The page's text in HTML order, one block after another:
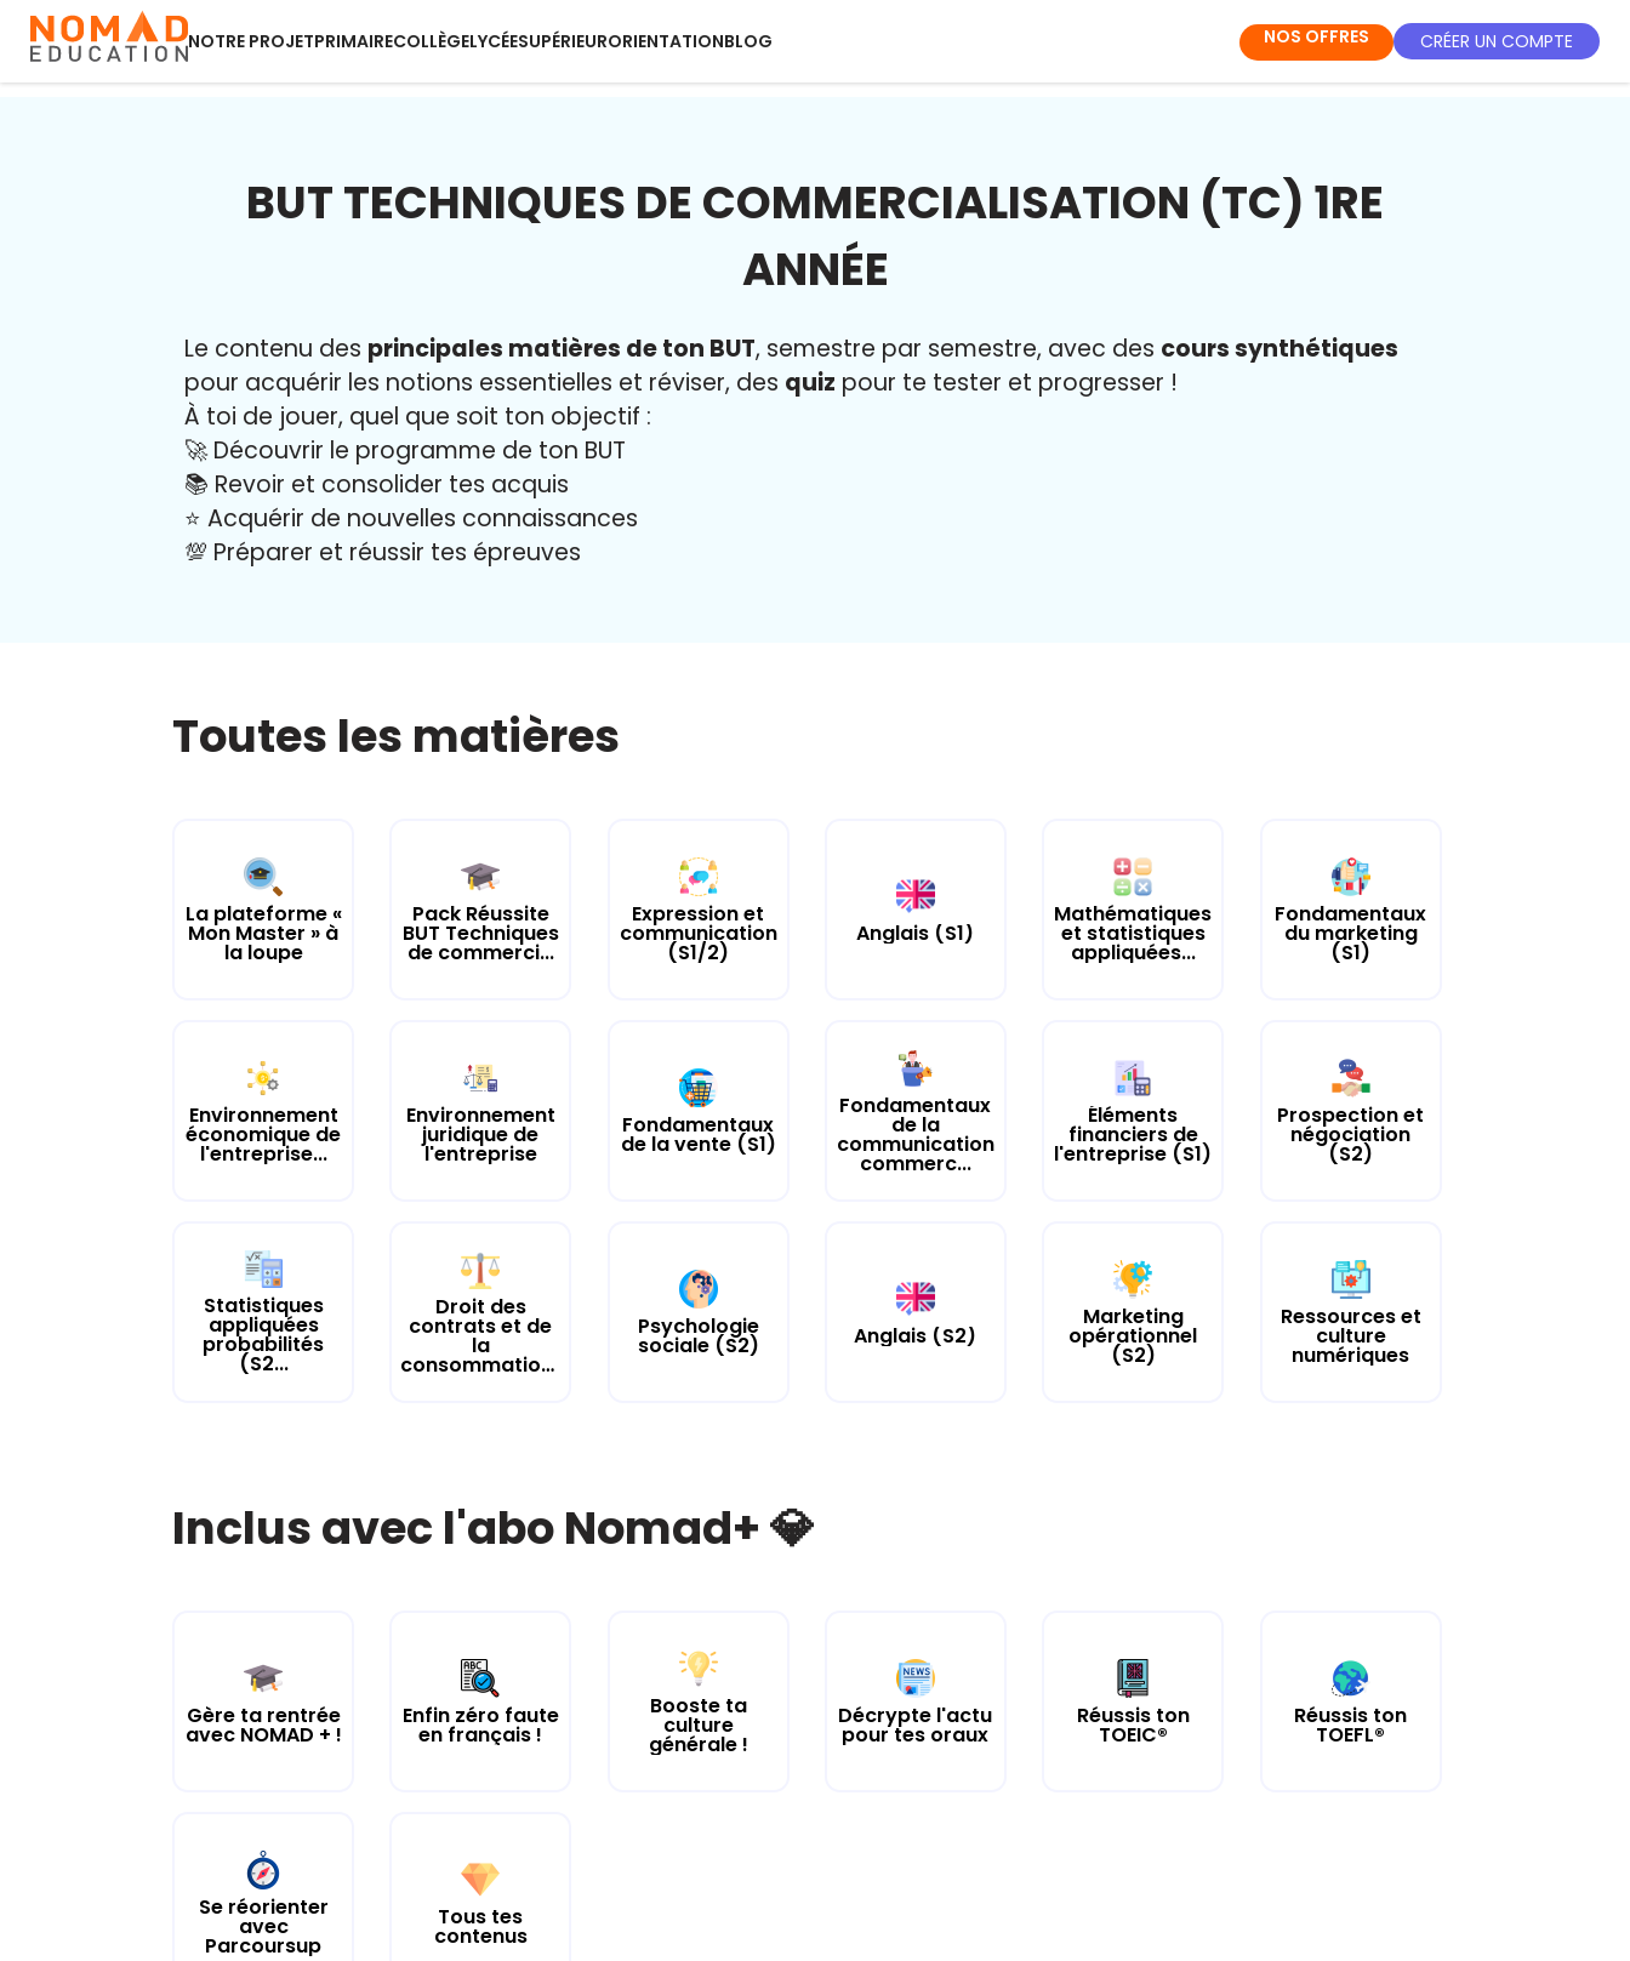
NOTRE PROJETPRIMAIRECOLLÈGELYCÉESUPÉRIEURORIENTATIONBLOG NOS OFFRES CRÉER UN COMPTE
BUT TECHNIQUES DE COMMERCIALISATION (TC) 1RE
ANNÉE
Le contenu des principales matières de ton BUT, semestre par semestre, avec des cours synthétiques
pour acquérir les notions essentielles et réviser, des quiz pour te tester et progresser !
À toi de jouer, quel que soit ton objectif :
🚀 Découvrir le programme de ton BUT
📚 Revoir et consolider tes acquis
⭐️ Acquérir de nouvelles connaissances
💯 Préparer et réussir tes épreuves
Toutes les matières
La plateforme «
Mon Master » à
la loupe
Pack Réussite
BUT Techniques
de commerci...
Expression et
communication
(S1/2)
Anglais (S1)
Mathématiques
et statistiques
appliquées...
Fondamentaux
du marketing
(S1)
Environnement
économique de
l'entreprise...
Environnement
juridique de
l'entreprise
Fondamentaux
de la vente (S1)
Fondamentaux
de la
communication
commerc...
Éléments
financiers de
l'entreprise (S1)
Prospection et
négociation
(S2)
Statistiques
appliquées
probabilités
(S2...
Droit des
contrats et de
la
consommation...
Psychologie
sociale (S2) Anglais (S2)
Marketing
opérationnel
(S2)
Ressources et
culture
numériques
Inclus avec l'abo Nomad+ 💎
Gère ta rentrée
avec NOMAD + !
Enfin zéro faute
en français !
Booste ta
culture
générale !
Décrypte l'actu
pour tes oraux
Réussis ton
TOEIC®
Réussis ton
TOEFL®
Se réorienter
avec
Parcoursup
Tous tes
contenus